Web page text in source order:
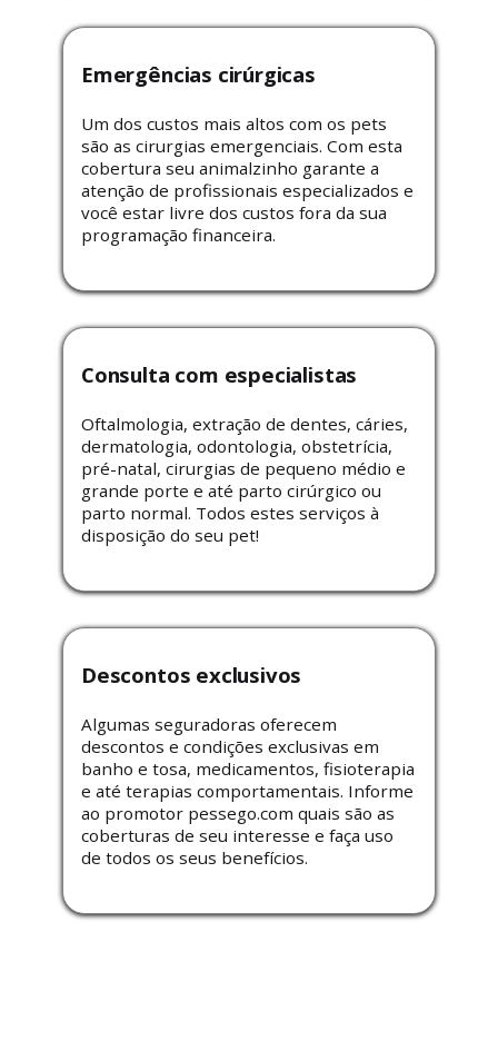
Emergências cirúrgicas
Um dos custos mais altos com os pets
são as cirurgias emergenciais. Com esta
cobertura seu animalzinho garante a
atenção de profissionais especializados e
você estar livre dos custos fora da sua
programação financeira.
Consulta com especialistas
Oftalmologia, extração de dentes, cáries,
dermatologia, odontologia, obstetrícia,
pré-natal, cirurgias de pequeno médio e
grande porte e até parto cirúrgico ou
parto normal. Todos estes serviços à
disposição do seu pet!
Descontos exclusivos
Algumas seguradoras oferecem
descontos e condições exclusivas em
banho e tosa, medicamentos, fisioterapia
e até terapias comportamentais. Informe
ao promotor pessego.com quais são as
coberturas de seu interesse e faça uso
de todos os seus benefícios.